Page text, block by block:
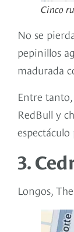
Cinco
No se
pepinillos
madurada
Entre
RedBull y
espectáculo
3.
Longos,